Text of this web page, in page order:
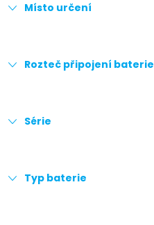
Místo určení
Rozteč připojení baterie
Série
Typ baterie